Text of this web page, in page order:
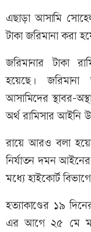
এছাড়া আসামি
টাকা জরিমানা করা
জরিমানার টাকা
হয়েছে। জরিমানা
আসামিদের স্থাবর-
অর্থ রামিসার আইনি
রায়ে আরও বলা
নির্যাতন দমন আইনের
মধ্যে হাইকোর্ট
হত্যাকাণ্ডের ১৯
এর আগে ২৫ মে